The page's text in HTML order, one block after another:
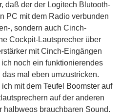
daß der der Logitech Blutooth-
PC mit dem Radio verbunden
, sondern auch Cinch-
Cockpit-Lautsprecher über
mit Cinch-Eingängen
noch ein funktionierendes
mal eben umzustricken.
mit dem Teufel Boomster auf
auf der anderen
halbwegs brauchbaren Sound.